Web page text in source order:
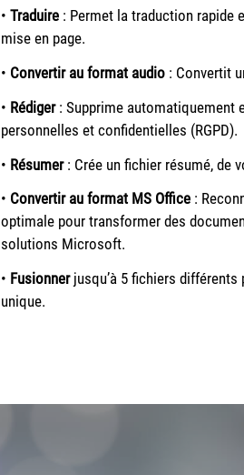
• Traduire: Permet la traduction rapide
mise en page.
• Convertir au format audio: Convertit
• Rédiger: Supprime automatiquement
personnelles et confidentielles (RGPD).
• Résumer: Crée un fichier résumé, de
• Convertir au format MS Office:
optimale pour transformer des
solutions Microsoft.
• Fusionnerjusqu’à 5 fichiers différents
unique.